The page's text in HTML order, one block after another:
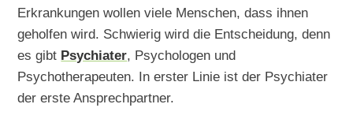
Erkrankungen wollen viele Menschen, dass ihnen
geholfen wird. Schwierig wird die Entscheidung, denn
es gibt Psychiater, Psychologen und
Psychotherapeuten. In erster Linie ist der Psychiater
der erste Ansprechpartner.